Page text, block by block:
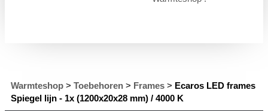
Warmteshop > Toebehoren > Frames > Ecaros LED frames
Spiegel lijn - 1x (1200x20x28 mm) / 4000 K